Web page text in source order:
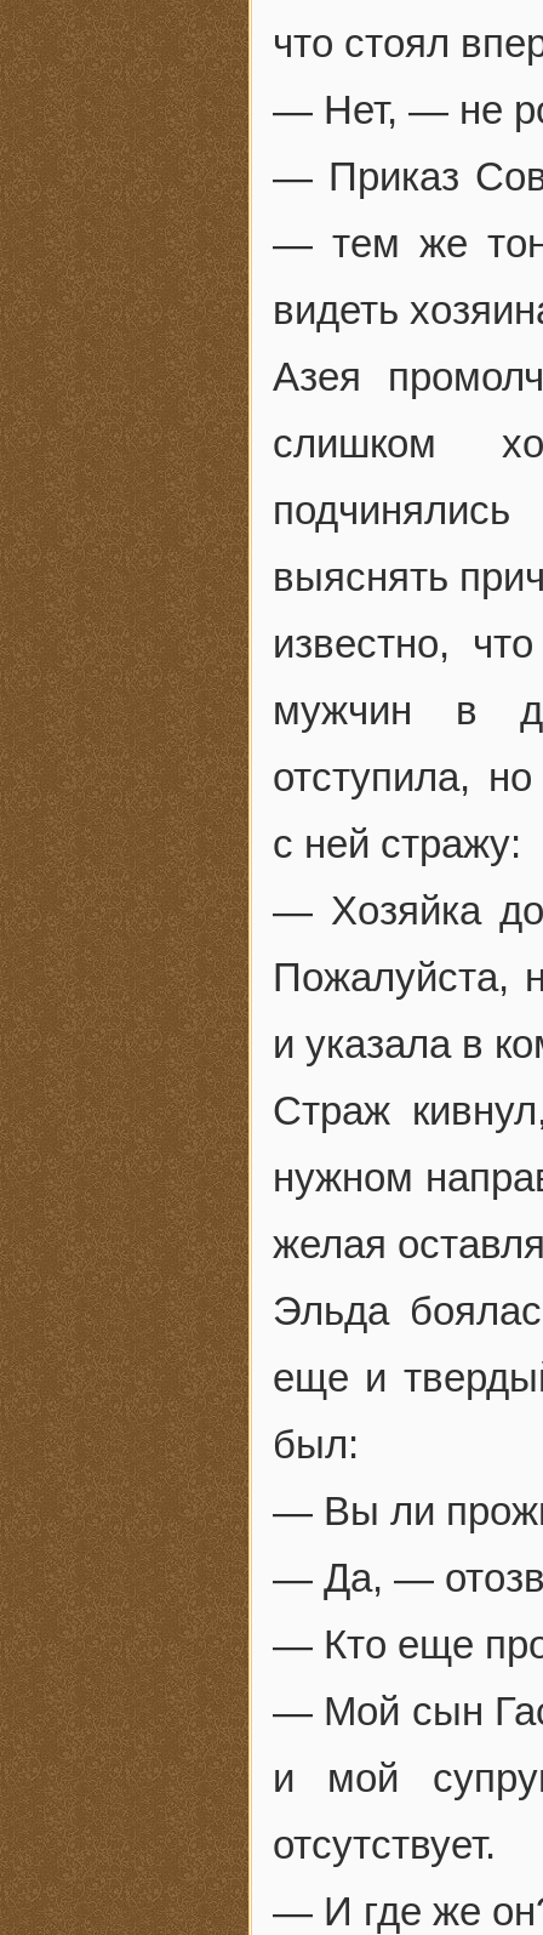
что стоял
— Нет, — не
— Приказ
— тем же
видеть
Азея
слишком
выяснять
известно,
мужчин в
отступила,
с ней стражу:
— Хозяйка
Пожалуйста,
и указала в
Страж
нужном
желая
Эльда
еще и
был:
— Вы ли
— Да, —
— Кто еще
— Мой сын
и мой
отсутствует.
— И где же